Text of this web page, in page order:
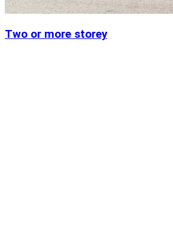
Two or more storey